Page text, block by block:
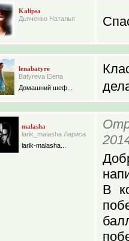
Kalipsa
Дьяченко Наталья
lenabatyre
Batyreva Elena
Домашний шеф...
malasha
larik_malasha Лариса
larik-malasha...
В